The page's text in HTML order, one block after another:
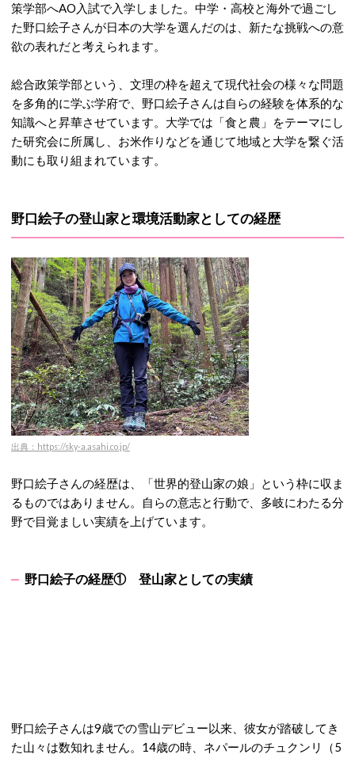
策学部へAO入試で入学しました。 中学・高校と海外で過ごし
た野口絵子さんが日本の大学を選んだのは、新たな挑戦への意
欲の表れだと考えられます。
総合政策学部という、文理の枠を超えて現代社会の様々な問題
を多角的に学ぶ学府で、野口絵子さんは自らの経験を体系的な
知識へと昇華させています。大学では「食と農」をテーマにし
た研究会に所属し、お米作りなどを通じて地域と大学を繋ぐ活
動にも取り組まれています。
野口絵子の登山家と環境活動家としての経歴
出典：https://sky-a.asahi.co.jp/
野口絵子さんの経歴は、「世界的登山家の娘」という枠に収ま
るものではありません。自らの意志と行動で、多岐にわたる分
野で目覚ましい実績を上げています。
野口絵子の経歴① 登山家としての実績
野口絵子さんは9歳での雪山デビュー以来、彼女が踏破してき
た山々は数知れません。14歳の時、 ネパールのチュクンリ（5